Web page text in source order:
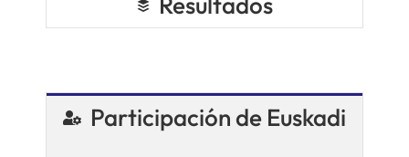
Participación de Euskadi